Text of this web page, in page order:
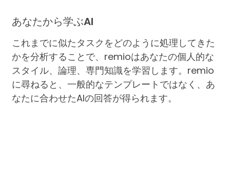
あなたから学ぶAI
これまでに似たタスクをどのように処理してきた
かを分析することで、remioはあなたの個人的な
スタイル、論理、専門知識を学習します。remio
に尋ねると、一般的なテンプレートではなく、あ
なたに合わせたAIの回答が得られます。